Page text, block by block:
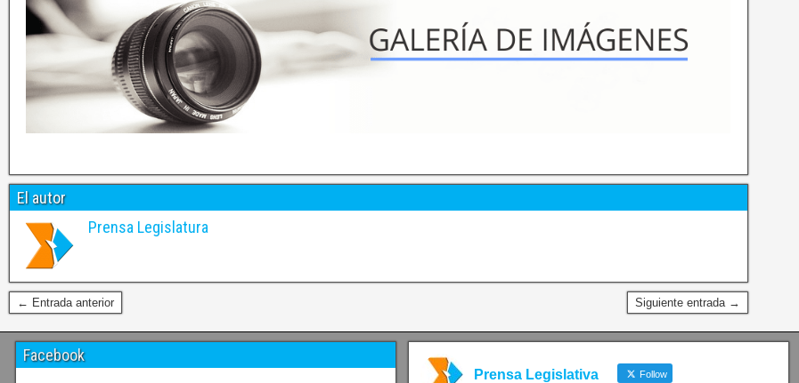
El autor
Prensa Legislatura
← Entrada anterior Siguiente entrada →
Facebook
Prensa Legislativa Follow